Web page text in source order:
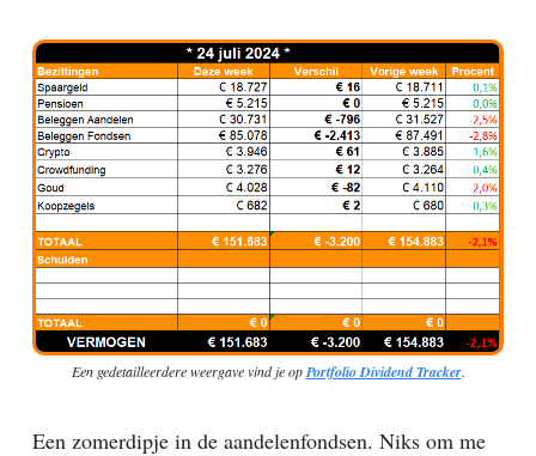
Een gedetailleerdere weergave vind je opPortfolio Dividend Tracker.
Een zomerdipje in de aandelenfondsen. Niks om me